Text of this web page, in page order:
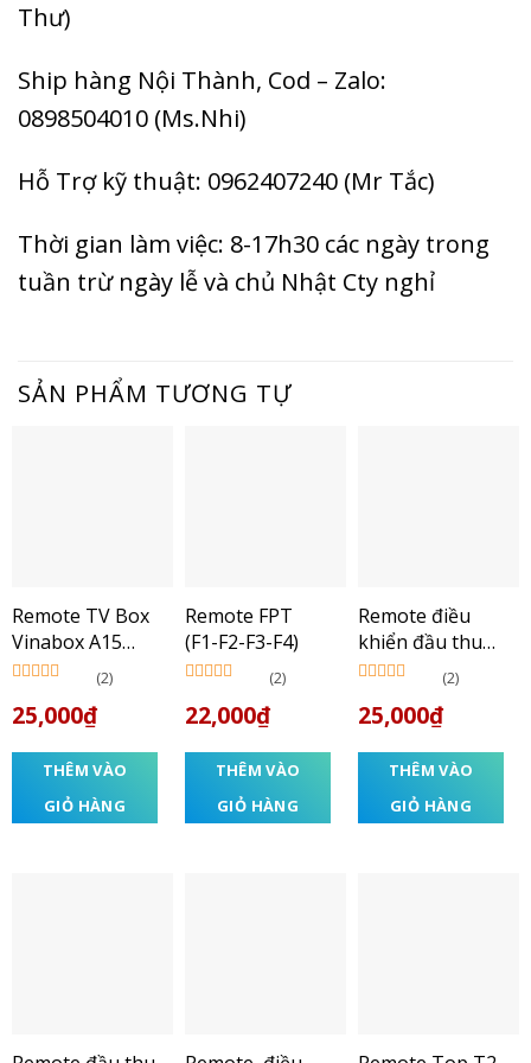
Thư)
Ship hàng Nội Thành, Cod – Zalo:
0898504010 (Ms.Nhi)
Hỗ Trợ kỹ thuật: 0962407240 (Mr Tắc)
Thời gian làm việc: 8-17h30 các ngày trong
tuần trừ ngày lễ và chủ Nhật Cty nghỉ
SẢN PHẨM TƯƠNG TỰ
Remote TV Box
Vinabox A15
(Hàng zin theo
hạng5.005
sao
(2)
25,000₫
THÊM VÀO
GIỎ HÀNG
Remote FPT
(F1-F2-F3-F4)
hạng5.005
sao
(2)
22,000₫
THÊM VÀO
GIỎ HÀNG
Remote điều
khiển đầu thu
Viettel internet
hạng5.005
sao
(2)
25,000₫
THÊM VÀO
GIỎ HÀNG